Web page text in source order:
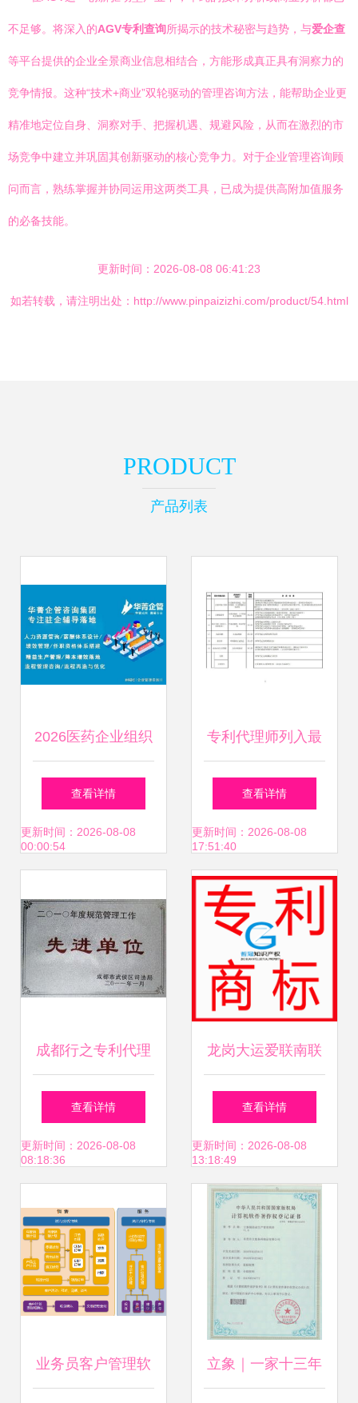
不足够。将深入的AGV专利查询所揭示的技术秘密与趋势，与爱企查
等平台提供的企业全景商业信息相结合，方能形成真正具有洞察力的
竞争情报。这种“技术+商业”双轮驱动的管理咨询方法，能帮助企业更
精准地定位自身、洞察对手、把握机遇、规避风险，从而在激烈的市
场竞争中建立并巩固其创新驱动的核心竞争力。对于企业管理咨询顾
问而言，熟练掌握并协同运用这两类工具，已成为提供高附加值服务
的必备技能。
更新时间：2026-08-08 06:41:23
如若转载，请注明出处：http://www.pinpaizizhi.com/product/54.html
PRODUCT
产品列表
2026医药企业组织
优化指南:如何选择
能落地的管理咨询
查看详情
更新时间：2026-08-08
00:00:54
专利代理师列入最
新版国家职业资格
目录，企业将迎来
新机遇
查看详情
更新时间：2026-08-08
17:51:40
成都行之专利代理
事务所企业管理咨
询 知识产权与战略
查看详情
更新时间：2026-08-08
08:18:36
龙岗大运爱联南联
双龙地区软件与五
金专利代理服务全
攻略
查看详情
更新时间：2026-08-08
13:18:49
业务员客户管理软 立象｜一家十三年